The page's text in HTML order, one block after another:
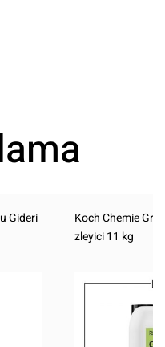
Gideri
Koch Chemie
zleyici 11 kg